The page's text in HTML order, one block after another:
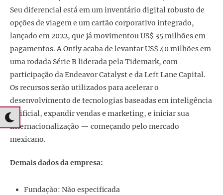
Seu diferencial está em um inventário digital robusto de
opções de viagem e um cartão corporativo integrado,
lançado em 2022, que já movimentou US$ 35 milhões em
pagamentos. A Onfly acaba de levantar US$ 40 milhões em
uma rodada Série B liderada pela Tidemark, com
participação da Endeavor Catalyst e da Left Lane Capital.
Os recursos serão utilizados para acelerar o
desenvolvimento de tecnologias baseadas em inteligência
artificial, expandir vendas e marketing, e iniciar sua
internacionalização — começando pelo mercado
mexicano.
Demais dados da empresa:
Fundação: Não especificada